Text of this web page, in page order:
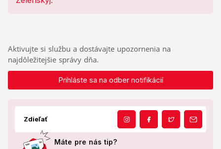
Aktivujte si službu a dostávajte upozornenia na
najdôležitejšie správy dňa.
Prihláste sa na odber notifikácií
Zdieľať
Máte pre nás tip?